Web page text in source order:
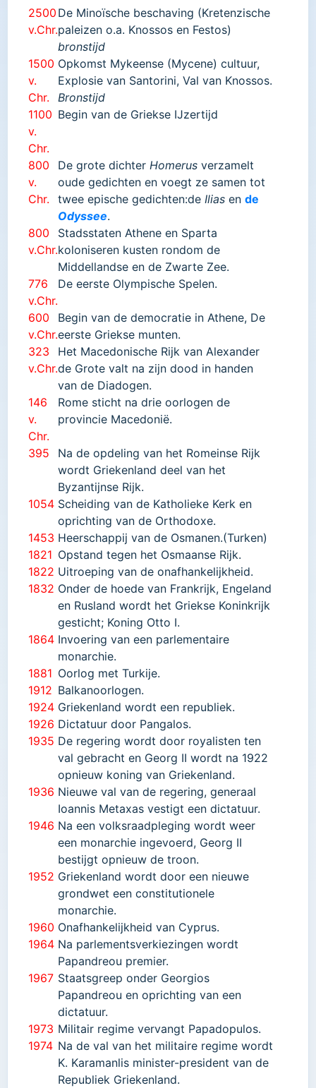
2500
v.Chr.
De Minoïsche beschaving (Kretenzische
paleizen o.a. Knossos en Festos)
bronstijd
1500
v.
Chr.
Opkomst Mykeense (Mycene) cultuur,
Explosie van Santorini, Val van Knossos.
Bronstijd
1100
v.
Chr.
Begin van de Griekse IJzertijd
800
v.
Chr.
De grote dichter Homerus verzamelt
oude gedichten en voegt ze samen tot
twee epische gedichten:de Ilias en de
Odyssee.
800
v.Chr.
Stadsstaten Athene en Sparta
koloniseren kusten rondom de
Middellandse en de Zwarte Zee.
776
v.Chr.
De eerste Olympische Spelen.
600
v.Chr.
Begin van de democratie in Athene, De
eerste Griekse munten.
323
v.Chr.
Het Macedonische Rijk van Alexander
de Grote valt na zijn dood in handen
van de Diadogen.
146
v.
Chr.
Rome sticht na drie oorlogen de
provincie Macedonië.
395
Na de opdeling van het Romeinse Rijk
wordt Griekenland deel van het
Byzantijnse Rijk.
1054 Scheiding van de Katholieke Kerk en
oprichting van de Orthodoxe.
1453 Heerschappij van de Osmanen.(Turken)
1821 Opstand tegen het Osmaanse Rijk.
1822 Uitroeping van de onafhankelijkheid.
1832 Onder de hoede van Frankrijk, Engeland
en Rusland wordt het Griekse Koninkrijk
gesticht; Koning Otto I.
1864 Invoering van een parlementaire
monarchie.
1881 Oorlog met Turkije.
1912 Balkanoorlogen.
1924 Griekenland wordt een republiek.
1926 Dictatuur door Pangalos.
1935 De regering wordt door royalisten ten
val gebracht en Georg II wordt na 1922
opnieuw koning van Griekenland.
1936 Nieuwe val van de regering, generaal
Ioannis Metaxas vestigt een dictatuur.
1946 Na een volksraadpleging wordt weer
een monarchie ingevoerd, Georg II
bestijgt opnieuw de troon.
1952 Griekenland wordt door een nieuwe
grondwet een constitutionele
monarchie.
1960 Onafhankelijkheid van Cyprus.
1964 Na parlementsverkiezingen wordt
Papandreou premier.
1967 Staatsgreep onder Georgios
Papandreou en oprichting van een
dictatuur.
1973 Militair regime vervangt Papadopulos.
1974 Na de val van het militaire regime wordt
K. Karamanlis minister-president van de
Republiek Griekenland.